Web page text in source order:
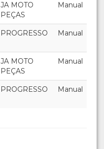
JA MOTO
PEÇAS
Manual
PROGRESSO Manual
JA MOTO
PEÇAS
Manual
PROGRESSO Manual